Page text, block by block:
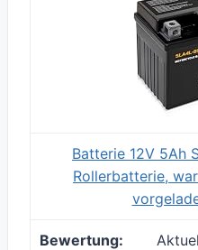
Batterie 12V 5Ah
Rollerbatterie,